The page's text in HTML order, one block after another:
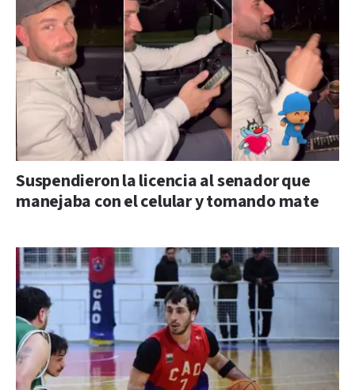
Suspendieron la licencia al senador que
manejaba con el celular y tomando mate